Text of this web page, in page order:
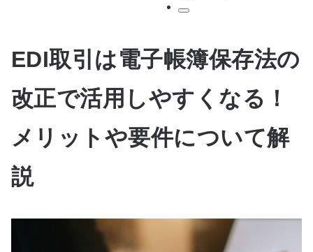
EDI取引は電子帳簿保存法の
改正で活用しやすくなる！
メリットや要件について解
説